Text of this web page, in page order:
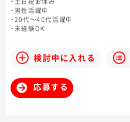
・男性活躍中
・20代～40代活躍中
・未経験OK
検討中に入れる
応募する